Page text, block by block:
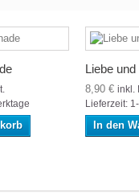
Liebe
8,90 € inkl.
Lieferzeit:
In den